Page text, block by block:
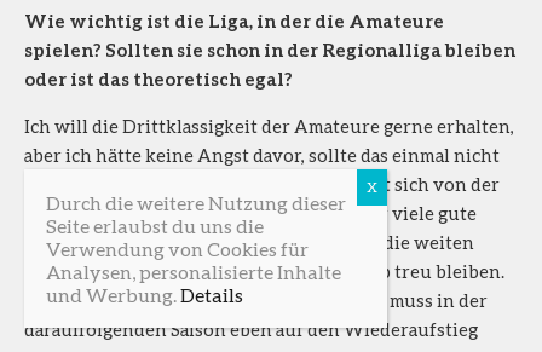
Wie wichtig ist die Liga, in der die Amateure
spielen? Sollten sie schon in der Regionalliga bleiben
oder ist das theoretisch egal?
Ich will die Drittklassigkeit der Amateure gerne erhalten,
aber ich hätte keine Angst davor, sollte das einmal nicht
möglich sein. Die Landesliga unterscheidet sich von der
Regionalliga nur geringfügig, weil es in ihr viele gute
regionalligataugliche Spieler gibt, die sich die weiten
Reisen nicht antun wollen und ihr deshalb treu bleiben.
Der Abstieg wäre keine Katastrophe, dann muss in der
darauffolgenden Saison eben auf den Wiederaufstieg
Durch die weitere Nutzung dieser
Seite erlaubst du uns die
Verwendung von Cookies für
Analysen, personalisierte Inhalte
und Werbung.Details